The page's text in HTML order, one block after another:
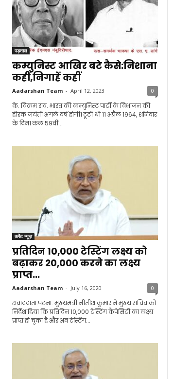
पड़ताल
कम्युनिस्ट आखिर बटे कैसे:निशाना
कहीं,निगाहें कहीं
Aadarshan Team - April 12, 2023 0
के. विक्रम राव. भारत की कम्युनिस्ट पार्टी के विभाजन की
हीरक जयंती अगले वर्ष होगी। टूटी थी 11 अप्रैल 1964, शनिवार
के दिन। कल 59वीं...
करेंट न्यूज़
प्रतिदिन 10,000 टेस्टिंग लक्ष्य को
बढ़ाकर 20,000 करने का लक्ष्य
प्राप्त...
Aadarshan Team - July 16, 2020 0
संवाददाता.पटना. मुख्यमंत्री नीतीश कुमार ने मुख्य सचिव को
निर्देश दिया कि प्रतिदिन 10,000 टेस्टिंग कैपेसिटी का लक्ष्य
प्राप्त हो चुका है और अब टेस्टिंग...